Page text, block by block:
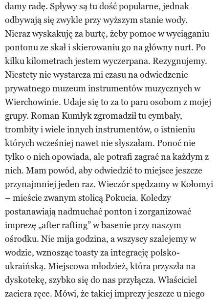
damy radę. Spływy są tu dość popularne, jednak
odbywają się zwykle przy wyższym stanie wody.
Nieraz wyskakuję za burtę, żeby pomoc w wyciąganiu
pontonu ze skał i skierowaniu go na główny nurt. Po
kilku kilometrach jestem wyczerpana. Rezygnujemy.
Niestety nie wystarcza mi czasu na odwiedzenie
prywatnego muzeum instrumentów muzycznych w
Wierchowinie. Udaje się to za to paru osobom z mojej
grupy. Roman Kumłyk zgromadził tu cymbały,
trombity i wiele innych instrumentów, o istnieniu
których wcześniej nawet nie słyszałam. Ponoć nie
tylko o nich opowiada, ale potrafi zagrać na każdym z
nich. Mam powód, aby odwiedzić to miejsce jeszcze
przynajmniej jeden raz. Wieczór spędzamy w Kołomyi
– mieście zwanym stolicą Pokucia. Koledzy
postanawiają nadmuchać ponton i zorganizować
imprezę „after rafting” w basenie przy naszym
ośrodku. Nie mija godzina, a wszyscy szalejemy w
wodzie, wznosząc toasty za integrację polsko-
ukraińską. Miejscowa młodzież, która przyszła na
dyskotekę, szybko się do nas przyłącza. Właściciel
zaciera ręce. Mówi, że takiej imprezy jeszcze u niego